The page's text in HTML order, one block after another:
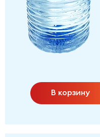
В корзину